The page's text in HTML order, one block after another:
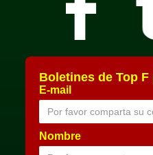
Boletines de Top
E-mail
Nombre